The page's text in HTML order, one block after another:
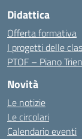
Didattica
Offerta formativa
I progetti delle
PTOF – Piano
Novità
Le notizie
Le circolari
Calendario eventi